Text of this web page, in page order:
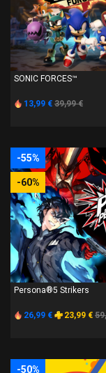
SONIC FORCES™
13,99 € 39,99 €
-55%
-60%
Persona®5 Strikers
26,99 € 23,99 €
-50%